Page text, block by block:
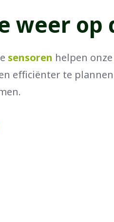
weer op
sensoren helpen onze
efficiënter te